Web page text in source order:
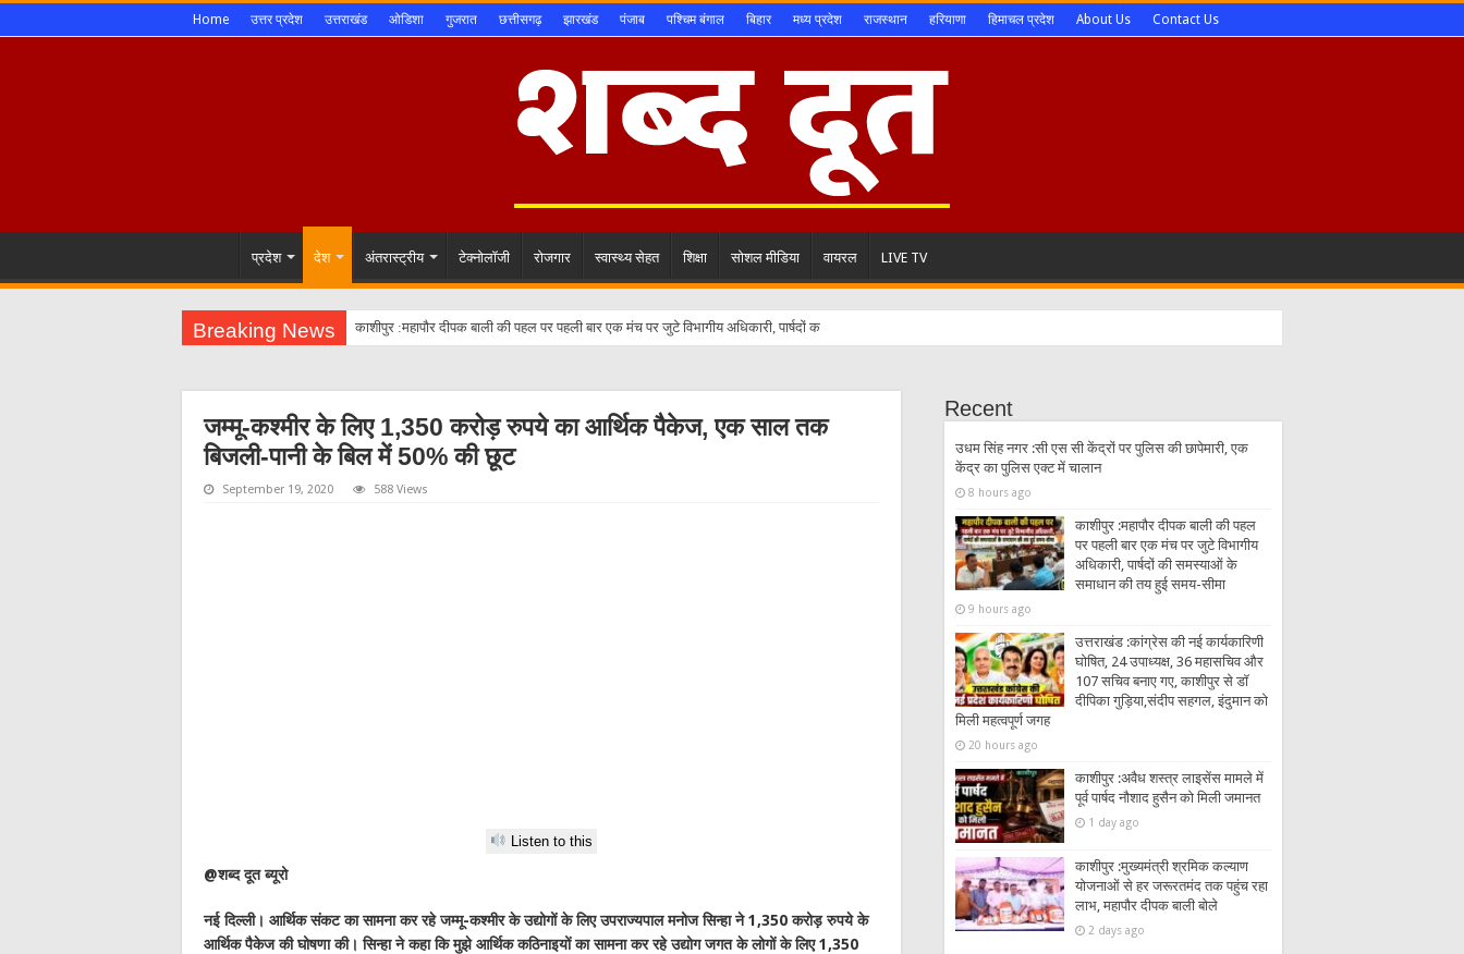
Home उत्तर प्रदेश उत्तराखंड ओडिशा गुजरात छत्तीसगढ़ झारखंड पंजाब पश्चिम बंगाल बिहार मध्य प्रदेश राजस्थान हरियाणा हिमाचल प्रदेश About Us Contact Us
प्रदेश देश अंतरास्ट्रीय टेक्नोलॉजी रोजगार स्वास्थ्य सेहत शिक्षा सोशल मीडिया वायरल LIVE TV
Breaking News काशीपुर :महापौर दीपक बाली की पहल पर पहली बार एक मंच पर जुटे विभागीय अधिकारी, पार्षदों की समस्याओं के समाधान की
जम्मू-कश्मीर के लिए 1,350 करोड़ रुपये का आर्थिक पैकेज, एक साल तक
बिजली-पानी के बिल में 50% की छूट
September 19, 2020 588 Views
Listen to this
@शब्द दूत ब्यूरो
नई दिल्ली। आर्थिक संकट का सामना कर रहे जम्मू-कश्मीर के उद्योगों के लिए उपराज्यपाल मनोज सिन्हा ने 1,350 करोड़ रुपये के
आर्थिक पैकेज की घोषणा की। सिन्हा ने कहा कि मुझे आर्थिक कठिनाइयों का सामना कर रहे उद्योग जगत के लोगों के लिए 1,350
Recent
उधम सिंह नगर :सी एस सी केंद्रों पर पुलिस की छापेमारी, एक
केंद्र का पुलिस एक्ट में चालान
8 hours ago
काशीपुर :महापौर दीपक बाली की पहल
पर पहली बार एक मंच पर जुटे विभागीय
अधिकारी, पार्षदों की समस्याओं के
समाधान की तय हुई समय-सीमा
9 hours ago
उत्तराखंड :कांग्रेस की नई कार्यकारिणी
घोषित, 24 उपाध्यक्ष, 36 महासचिव और
107 सचिव बनाए गए, काशीपुर से डॉ
दीपिका गुड़िया,संदीप सहगल, इंदुमान को
मिली महत्वपूर्ण जगह
20 hours ago
काशीपुर :अवैध शस्त्र लाइसेंस मामले में
पूर्व पार्षद नौशाद हुसैन को मिली जमानत
1 day ago
काशीपुर :मुख्यमंत्री श्रमिक कल्याण
योजनाओं से हर जरूरतमंद तक पहुंच रहा
लाभ, महापौर दीपक बाली बोले
2 days ago